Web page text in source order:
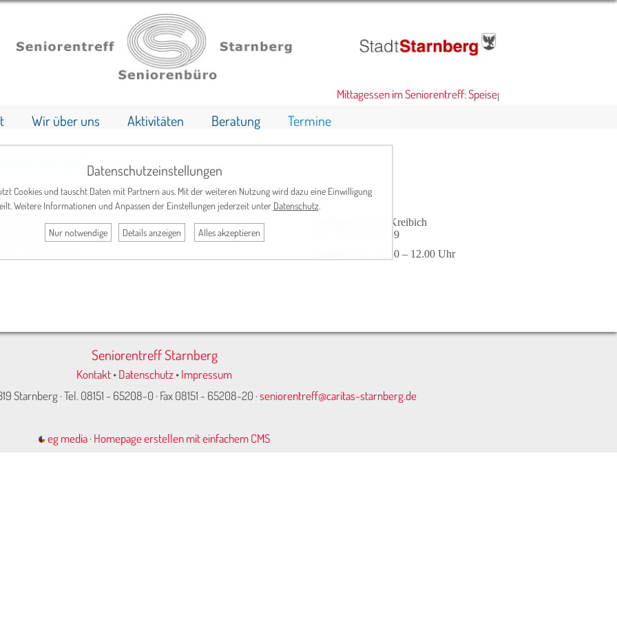
Mittagessen im Seniorentreff: Speiseplan
Wir über uns Aktivitäten Beratung Termine
anhand von mittelschweren Texten, steht bei dieser
gilt der Fehlervermeidung in Grammatik und Aussprache.
Vorkenntnissen.
: Herbert Kreibich
Tel. 0 81 51 / 67 39
: Mo., 10.30 – 12.00 Uhr
Seniorentreff Starnberg
Kontakt•Datenschutz•Impressum
Starnberg · Tel. 08151 - 65208-0 · Fax 08151 - 65208-20 ·seniorentreff@caritas-starnberg.de
eg media·Homepage erstellen mit einfachem CMS
Datenschutzeinstellungen
Cookies und tauscht Daten mit Partnern aus. Mit der weiteren Nutzung wird dazu eine Einwilligung
Weitere Informationen und Anpassen der Einstellungen jederzeit unter Datenschutz
Nur notwendige Details anzeigen Alles akzeptieren